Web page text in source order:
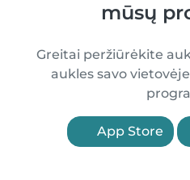
mūsų
Greitai peržiūrėkite
aukles savo
App Store